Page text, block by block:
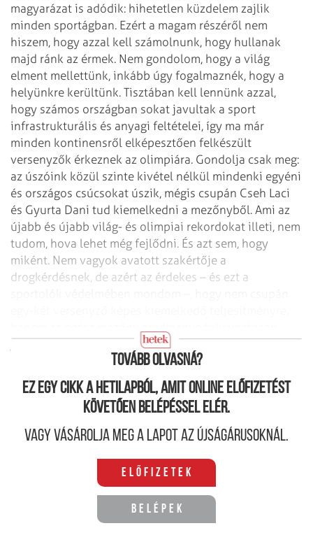
magyarázat is adódik: hihetetlen küzdelem zajlik
minden sportágban. Ezért a magam részéről nem
hiszem, hogy azzal kell számolnunk, hogy hullanak
majd ránk az érmek. Nem gondolom, hogy a világ
elment mellettünk, inkább úgy fogalmaznék, hogy a
helyünkre kerültünk. Tisztában kell lennünk azzal,
hogy számos országban sokat javultak a sport
infrastrukturális és anyagi feltételei, így ma már
minden kontinensről elképesztően felkészült
versenyzők érkeznek az olimpiára. Gondolja csak meg:
az úszóink közül szinte kivétel nélkül mindenki egyéni
és országos csúcsokat úszik, mégis csupán Cseh Laci
és Gyurta Dani tud kiemelkedni a mezőnyből. Ami az
újabb és újabb világ- és olimpiai rekordokat illeti, nem
tudom, hova lehet még fejlődni. És azt sem, hogy
miként. Nem vagyok avatott szakértője a
drogkérdésnek, de azért az érdekes – és ezt a
javul.
Tovább olvasná?
Ez egy cikk a hetilapból, amit online előfizetést
követően belépéssel elér.
Vagy vásárolja meg a lapot az újságárusoknál.
Előfizetek
Belépek